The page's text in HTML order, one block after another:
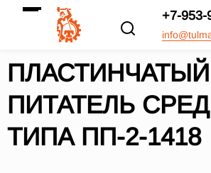
+7-953-
ПЛАСТИНЧАТЫЙ
ПИТАТЕЛЬ
ТИПА ПП-2-1418